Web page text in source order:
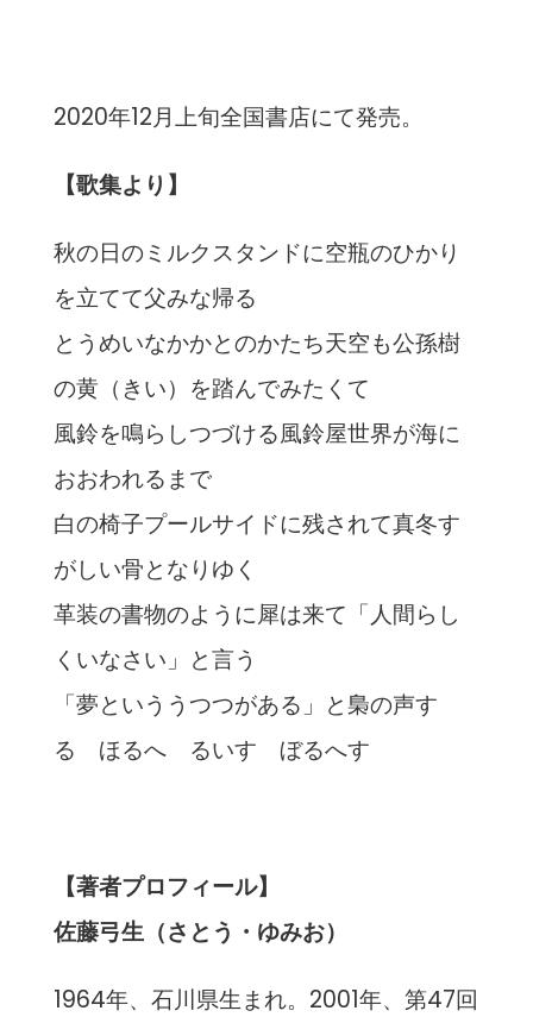
2020年12月上旬全国書店にて発売。
【歌集より】
秋の日のミルクスタンドに空瓶のひかり
を立てて父みな帰る
とうめいなかかとのかたち天空も公孫樹
の黄（きい）を踏んでみたくて
風鈴を鳴らしつづける風鈴屋世界が海に
おおわれるまで
白の椅子プールサイドに残されて真冬す
がしい骨となりゆく
革装の書物のように犀は来て「人間らし
くいなさい」と言う
「夢といううつつがある」と梟の声す
る ほるへ るいす ぼるへす
【著者プロフィール】
佐藤弓生（さとう・ゆみお）
1964年、石川県生まれ。2001年、第47回